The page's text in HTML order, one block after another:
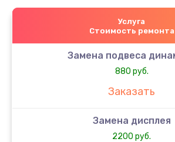
Услуга
Стоимость ремонта
Замена подвеса
880 руб.
Заказать
Замена дисплея
2200 руб.